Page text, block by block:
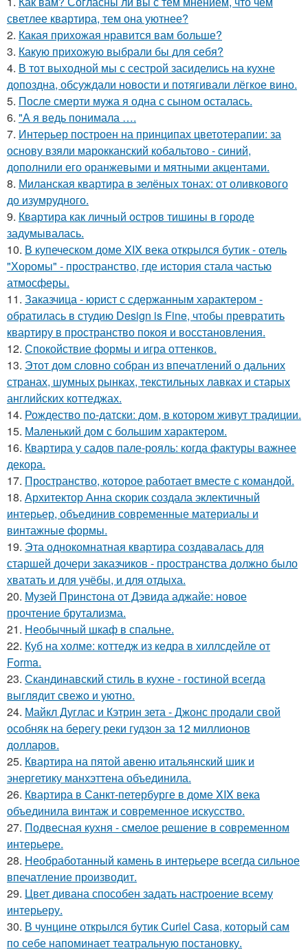
светлее квартира, тем она уютнее?
2. Какая прихожая нравится вам больше?
3. Какую прихожую выбрали бы для себя?
4. В тот выходной мы с сестрой засиделись на кухне
допоздна, обсуждали новости и потягивали лёгкое вино.
5. После смерти мужа я одна с сыном осталась.
6. "А я ведь понимала ….
7. Интерьер построен на принципах цветотерапии: за
основу взяли марокканский кобальтово - синий,
дополнили его оранжевыми и мятными акцентами.
8. Миланская квартира в зелёных тонах: от оливкового
до изумрудного.
9. Квартира как личный остров тишины в городе
задумывалась.
10. В купеческом доме XIX века открылся бутик - отель
"Хоромы" - пространство, где история стала частью
атмосферы.
11. Заказчица - юрист с сдержанным характером -
обратилась в студию Design is Fine, чтобы превратить
квартиру в пространство покоя и восстановления.
12. Спокойствие формы и игра оттенков.
13. Этот дом словно собран из впечатлений о дальних
странах, шумных рынках, текстильных лавках и старых
английских коттеджах.
14. Рождество по-датски: дом, в котором живут традиции.
15. Маленький дом с большим характером.
16. Квартира у садов пале-рояль: когда фактуры важнее
декора.
17. Пространство, которое работает вместе с командой.
18. Архитектор Анна скорик создала эклектичный
интерьер, объединив современные материалы и
винтажные формы.
19. Эта однокомнатная квартира создавалась для
старшей дочери заказчиков - пространства должно было
хватать и для учёбы, и для отдыха.
20. Музей Принстона от Дэвида аджайе: новое
прочтение брутализма.
21. Необычный шкаф в спальне.
22. Куб на холме: коттедж из кедра в хиллсдейле от
Forma.
23. Скандинавский стиль в кухне - гостиной всегда
выглядит свежо и уютно.
24. Майкл Дуглас и Кэтрин зета - Джонс продали свой
особняк на берегу реки гудзон за 12 миллионов
долларов.
25. Квартира на пятой авеню итальянский шик и
энергетику манхэттена объединила.
26. Квартира в Санкт-петербурге в доме XIX века
объединила винтаж и современное искусство.
27. Подвесная кухня - смелое решение в современном
интерьере.
28. Необработанный камень в интерьере всегда сильное
впечатление производит.
29. Цвет дивана способен задать настроение всему
интерьеру.
30. В чунцине открылся бутик Curiel Casa, который сам
по себе напоминает театральную постановку.